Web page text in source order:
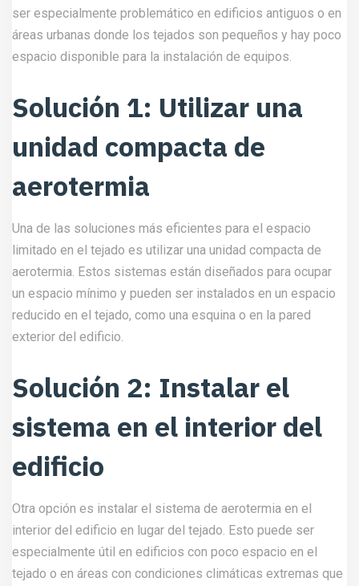
ser especialmente problemático en edificios antiguos o en
áreas urbanas donde los tejados son pequeños y hay poco
espacio disponible para la instalación de equipos.
Solución 1: Utilizar una
unidad compacta de
aerotermia
Una de las soluciones más eficientes para el espacio
limitado en el tejado es utilizar una unidad compacta de
aerotermia. Estos sistemas están diseñados para ocupar
un espacio mínimo y pueden ser instalados en un espacio
reducido en el tejado, como una esquina o en la pared
exterior del edificio.
Solución 2: Instalar el
sistema en el interior del
edificio
Otra opción es instalar el sistema de aerotermia en el
interior del edificio en lugar del tejado. Esto puede ser
especialmente útil en edificios con poco espacio en el
tejado o en áreas con condiciones climáticas extremas que